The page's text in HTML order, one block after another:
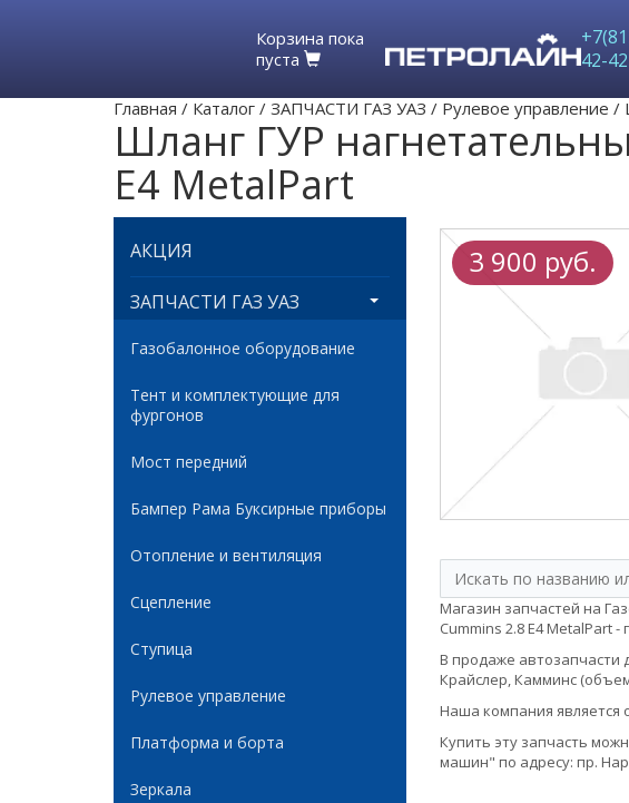
Корзина пока
пуста
42-42
Главная / Каталог / ЗАПЧАСТИ ГАЗ УАЗ / Рулевое управление /
Шланг ГУР
Е4 MetalPart
АКЦИЯ
ЗАПЧАСТИ ГАЗ УАЗ
Газобалонное оборудование
Тент и комплектующие для
фургонов
Мост передний
Бампер Рама Буксирные приборы
Отопление и вентиляция
Сцепление
Ступица
Рулевое управление
Платформа и борта
Зеркала
3 900 руб.
Магазин запчастей на
Cummins 2.8 Е4 MetalPart -
В продаже автозапчасти
Крайслер, Камминс
Наша компания является
Купить эту запчасть
машин" по адресу: пр.